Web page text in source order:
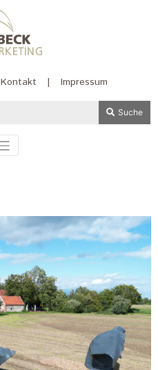
Kontakt | Impressum
Suche